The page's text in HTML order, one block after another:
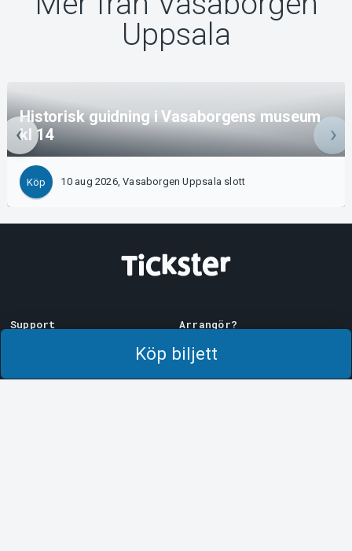
Köp biljett
Uppsala
Historisk guidning i Vasaborgens museum
kl 14
Köp 10 aug 2026, Vasaborgen Uppsala slott
Support
Arrangör?
Logga in i Manager